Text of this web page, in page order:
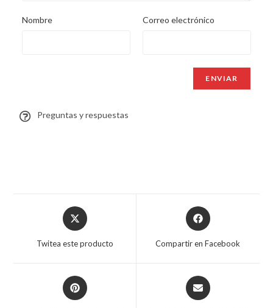
Nombre Correo electrónico
Preguntas y respuestas
Twitea este producto Compartir en Facebook